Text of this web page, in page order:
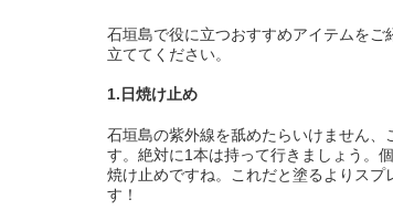
石垣島で役に立つおすすめアイテムを
立ててください。
1.日焼け止め
石垣島の紫外線を舐めたらいけません
す。絶対に1本は持って行きましょう。
焼け止めですね。これだと塗るよりス
す！